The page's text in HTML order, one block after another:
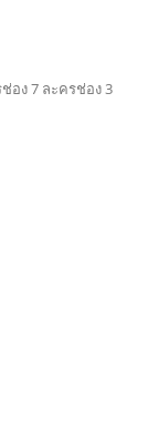
อง 7 ละครช่อง 3